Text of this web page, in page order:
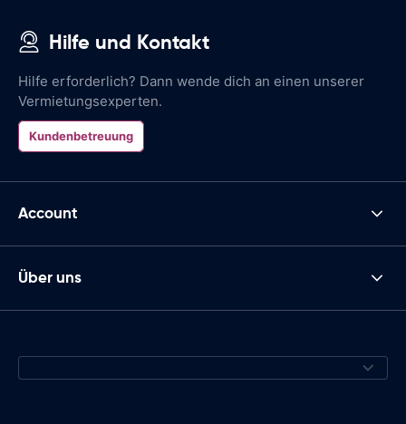
Hilfe und Kontakt
Hilfe erforderlich? Dann wende dich an einen unserer
Vermietungsexperten.
Kundenbetreuung
Account
Über uns